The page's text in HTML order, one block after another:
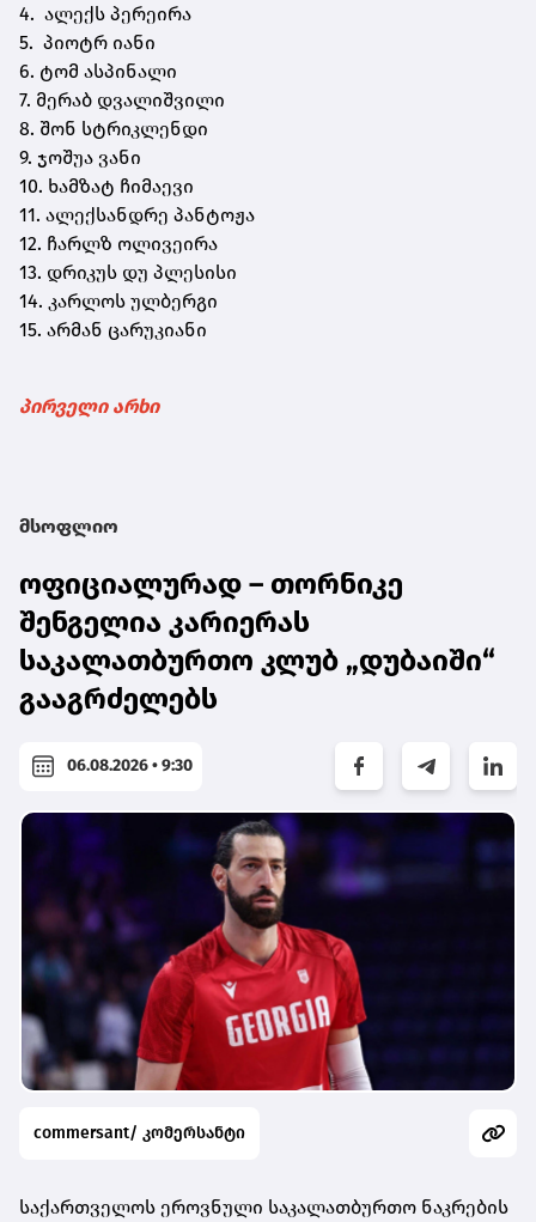
4. ალექს პერეირა
5. პიოტრ იანი
6. ტომ ასპინალი
7. მერაბ დვალიშვილი
8. შონ სტრიკლენდი
9. ჯოშუა ვანი
10. ხამზატ ჩიმაევი
11. ალექსანდრე პანტოჟა
12. ჩარლზ ოლივეირა
13. დრიკუს დუ პლესისი
14. კარლოს ულბერგი
15. არმან ცარუკიანი
პირველი არხი
მსოფლიო
ოფიციალურად – თორნიკე
შენგელია კარიერას
საკალათბურთო კლუბ „დუბაიში“
გააგრძელებს
06.08.2026 • 9:30
commersant/ კომერსანტი
საქართველოს ეროვნული საკალათბურთო ნაკრების